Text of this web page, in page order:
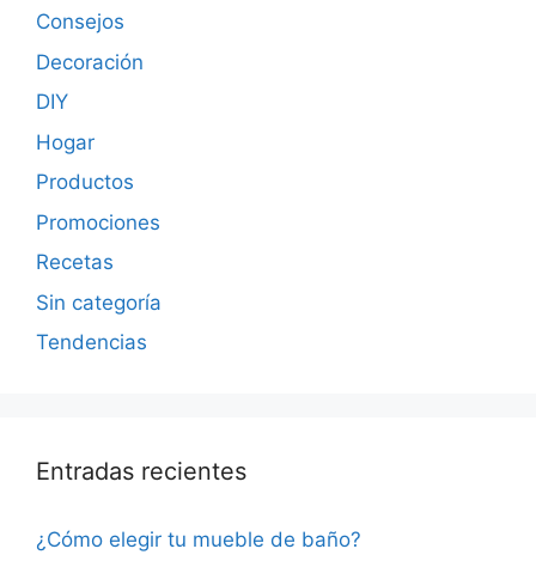
Consejos
Decoración
DIY
Hogar
Productos
Promociones
Recetas
Sin categoría
Tendencias
Entradas recientes
¿Cómo elegir tu mueble de baño?